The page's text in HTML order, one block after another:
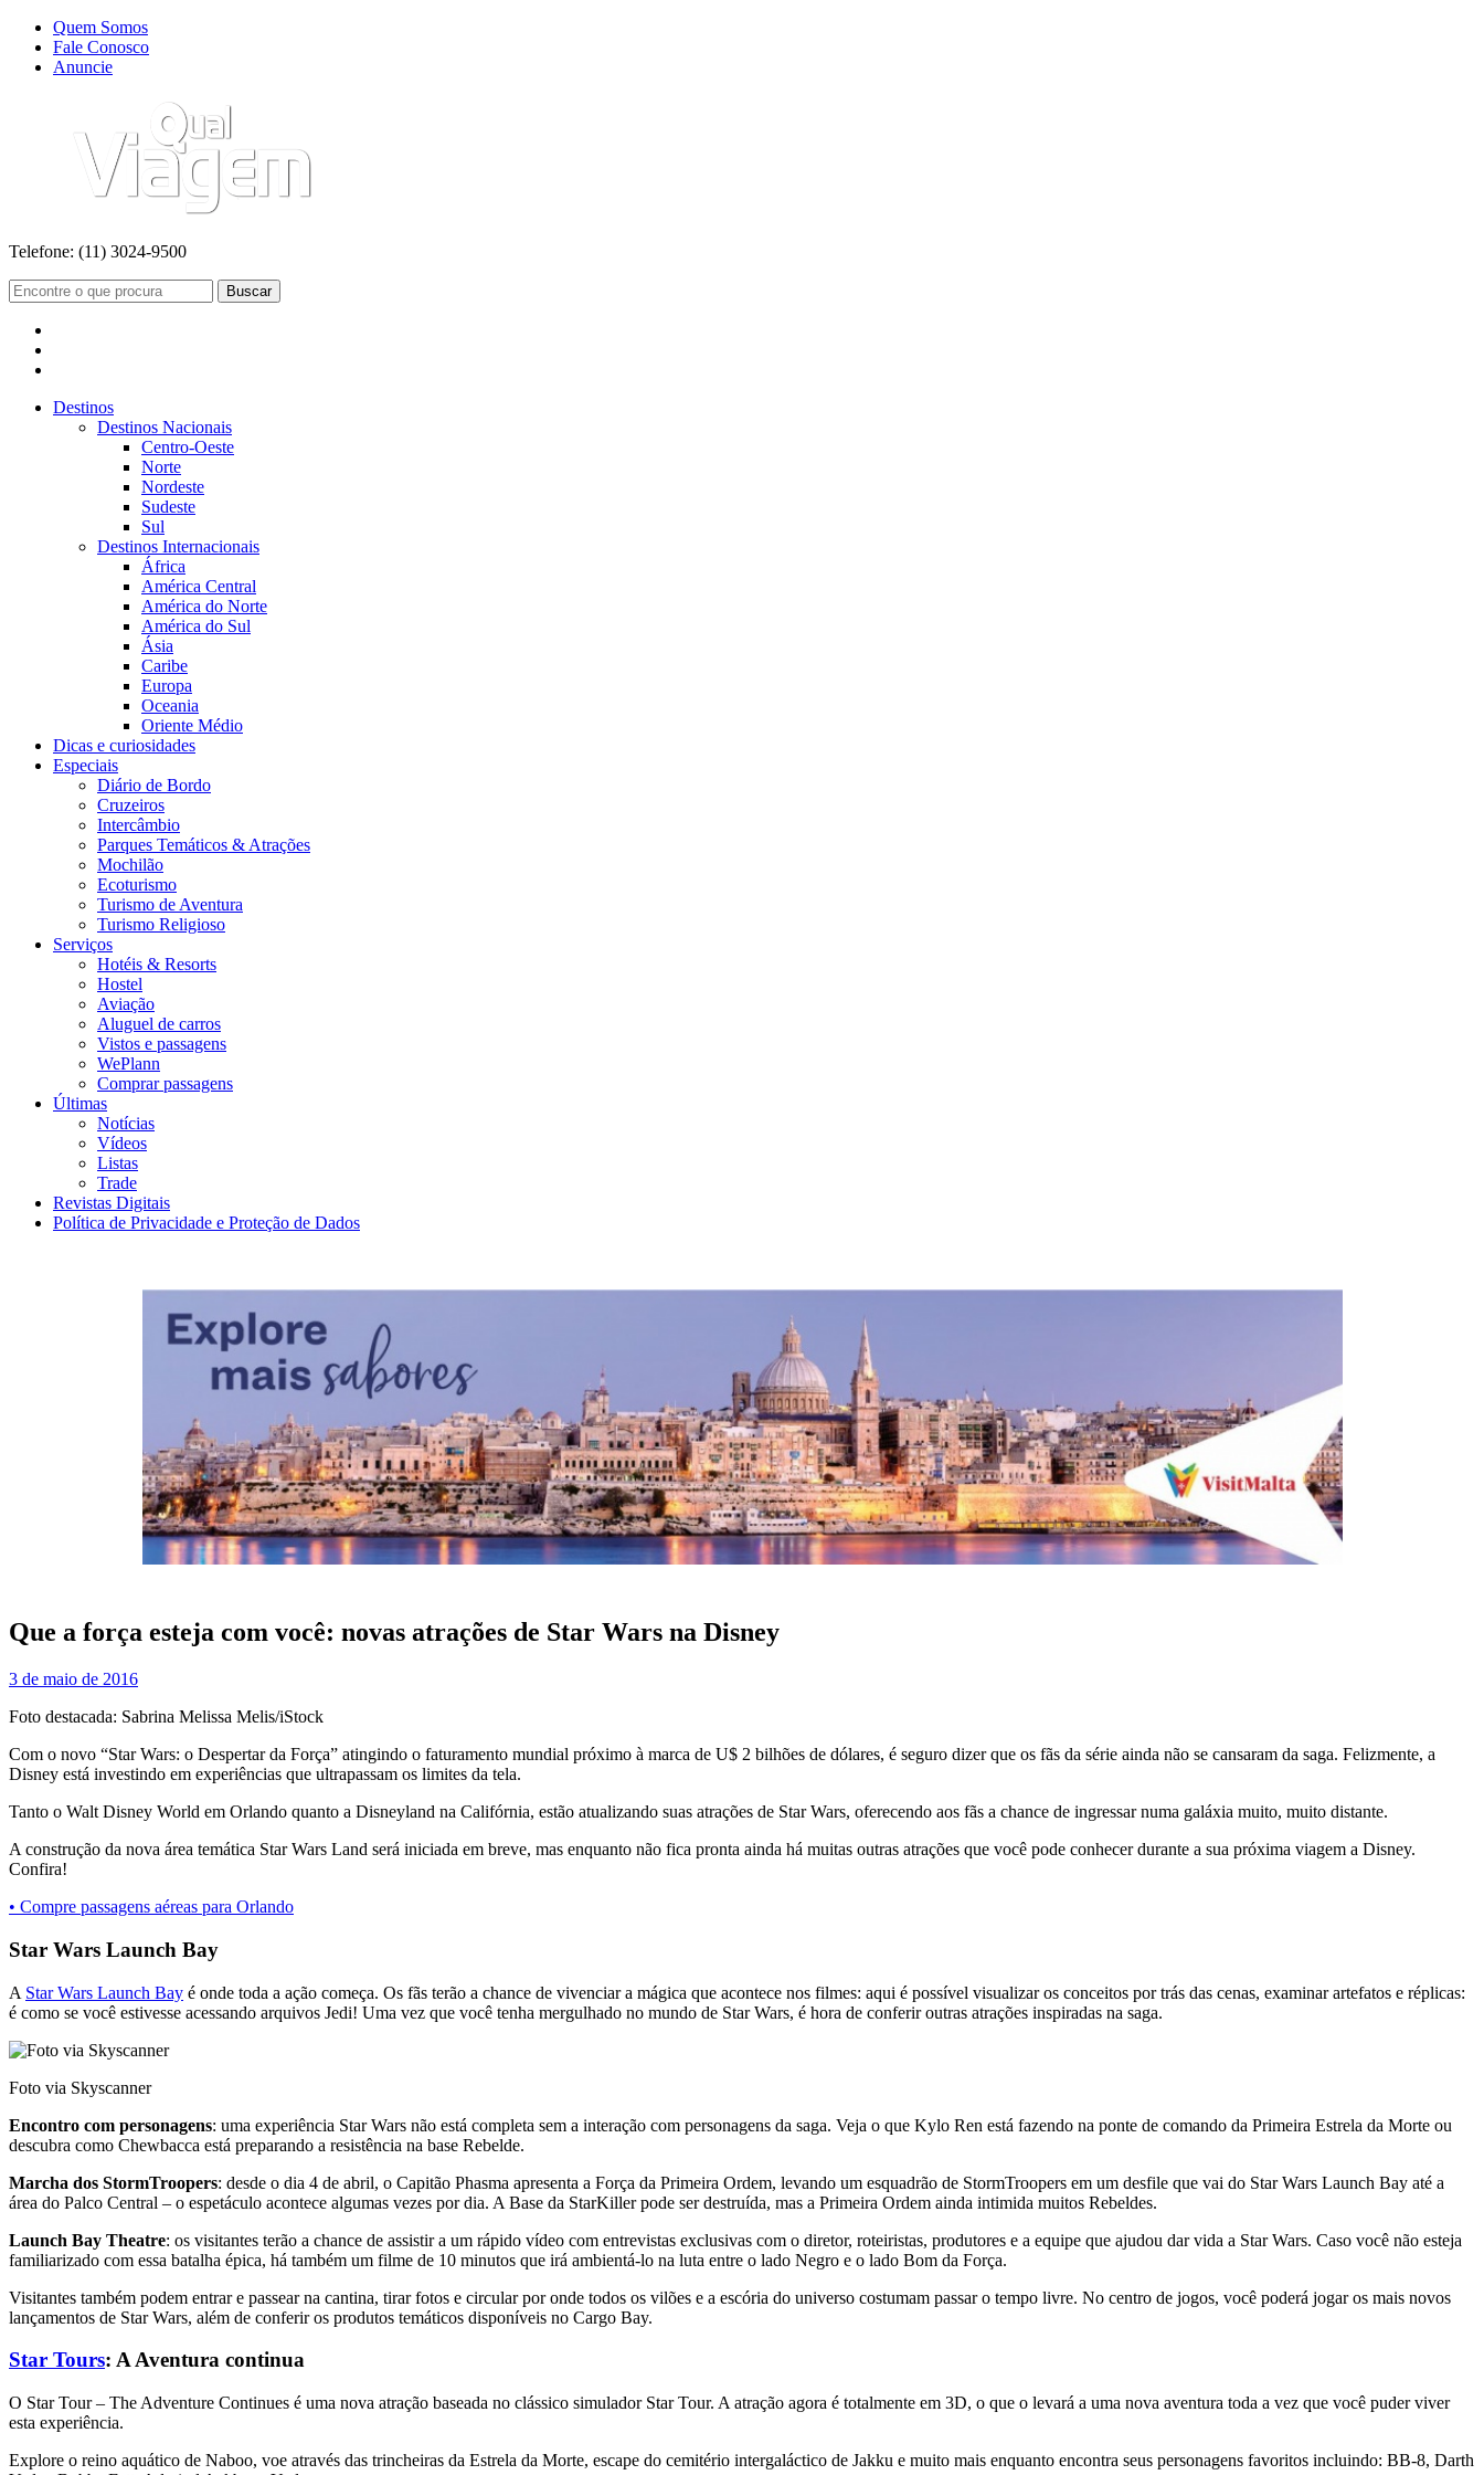
Quem Somos
Fale Conosco
Anuncie
Telefone: (11) 3024-9500
Buscar
Destinos
Destinos Nacionais
Centro-Oeste
Norte
Nordeste
Sudeste
Sul
Destinos Internacionais
África
América Central
América do Norte
América do Sul
Ásia
Caribe
Europa
Oceania
Oriente Médio
Dicas e curiosidades
Especiais
Diário de Bordo
Cruzeiros
Intercâmbio
Parques Temáticos & Atrações
Mochilão
Ecoturismo
Turismo de Aventura
Turismo Religioso
Serviços
Hotéis & Resorts
Hostel
Aviação
Aluguel de carros
Vistos e passagens
WePlann
Comprar passagens
Últimas
Notícias
Vídeos
Listas
Trade
Revistas Digitais
Política de Privacidade e Proteção de Dados
Que a força esteja com você: novas atrações de Star Wars na Disney
3 de maio de 2016
Foto destacada: Sabrina Melissa Melis/iStock
Com o novo “Star Wars: o Despertar da Força” atingindo o faturamento mundial próximo à marca de U$ 2 bilhões de dólares, é seguro dizer que os fãs da série ainda não se cansaram da saga. Felizmente, a
Disney está investindo em experiências que ultrapassam os limites da tela.
Tanto o Walt Disney World em Orlando quanto a Disneyland na Califórnia, estão atualizando suas atrações de Star Wars, oferecendo aos fãs a chance de ingressar numa galáxia muito, muito distante.
A construção da nova área temática Star Wars Land será iniciada em breve, mas enquanto não fica pronta ainda há muitas outras atrações que você pode conhecer durante a sua próxima viagem a Disney.
Confira!
• Compre passagens aéreas para Orlando
Star Wars Launch Bay
A Star Wars Launch Bay é onde toda a ação começa. Os fãs terão a chance de vivenciar a mágica que acontece nos filmes: aqui é possível visualizar os conceitos por trás das cenas, examinar artefatos e réplicas:
é como se você estivesse acessando arquivos Jedi! Uma vez que você tenha mergulhado no mundo de Star Wars, é hora de conferir outras atrações inspiradas na saga.
Foto via Skyscanner
Encontro com personagens: uma experiência Star Wars não está completa sem a interação com personagens da saga. Veja o que Kylo Ren está fazendo na ponte de comando da Primeira Estrela da Morte ou
descubra como Chewbacca está preparando a resistência na base Rebelde.
Marcha dos StormTroopers: desde o dia 4 de abril, o Capitão Phasma apresenta a Força da Primeira Ordem, levando um esquadrão de StormTroopers em um desfile que vai do Star Wars Launch Bay até a
área do Palco Central – o espetáculo acontece algumas vezes por dia. A Base da StarKiller pode ser destruída, mas a Primeira Ordem ainda intimida muitos Rebeldes.
Launch Bay Theatre: os visitantes terão a chance de assistir a um rápido vídeo com entrevistas exclusivas com o diretor, roteiristas, produtores e a equipe que ajudou dar vida a Star Wars. Caso você não esteja
familiarizado com essa batalha épica, há também um filme de 10 minutos que irá ambientá-lo na luta entre o lado Negro e o lado Bom da Força.
Visitantes também podem entrar e passear na cantina, tirar fotos e circular por onde todos os vilões e a escória do universo costumam passar o tempo livre. No centro de jogos, você poderá jogar os mais novos
lançamentos de Star Wars, além de conferir os produtos temáticos disponíveis no Cargo Bay.
Star Tours: A Aventura continua
O Star Tour – The Adventure Continues é uma nova atração baseada no clássico simulador Star Tour. A atração agora é totalmente em 3D, o que o levará a uma nova aventura toda a vez que você puder viver
esta experiência.
Explore o reino aquático de Naboo, voe através das trincheiras da Estrela da Morte, escape do cemitério intergaláctico de Jakku e muito mais enquanto encontra seus personagens favoritos incluindo: BB-8, Darth